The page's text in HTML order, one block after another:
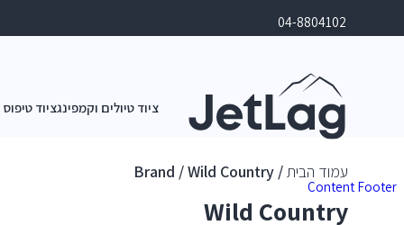
Content Footer
04-8804102
ציוד טיולים וקמפינגציוד
עמוד הבית/ Brand / Wild Country
Wild Country